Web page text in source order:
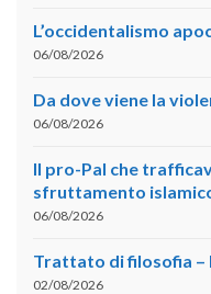
L’occidentalismo
06/08/2026
Da dove viene la
06/08/2026
Il pro-Pal che
sfruttamento
06/08/2026
Trattato di filosofia –
02/08/2026